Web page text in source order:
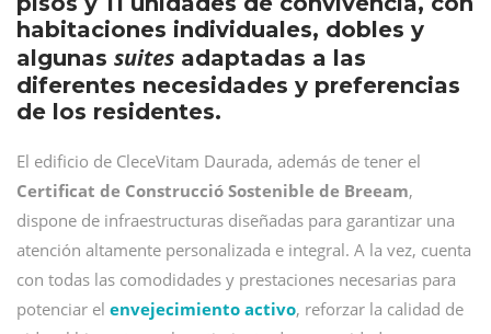
habitaciones individuales, dobles y
algunas suites adaptadas a las
diferentes necesidades y preferencias
de los residentes.
El edificio de CleceVitam Daurada, además de tener el
Certificat de Construcció Sostenible de Breeam,
dispone de infraestructuras diseñadas para garantizar una
atención altamente personalizada e integral. A la vez, cuenta
con todas las comodidades y prestaciones necesarias para
potenciar el envejecimiento activo, reforzar la calidad de